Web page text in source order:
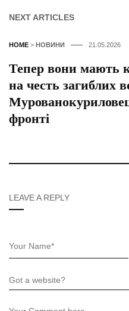
NEXT ARTICLES
HOME > НОВИНИ 21.05.2026
Тепер вони мають
на честь загиблих
фронті
LEAVE A REPLY